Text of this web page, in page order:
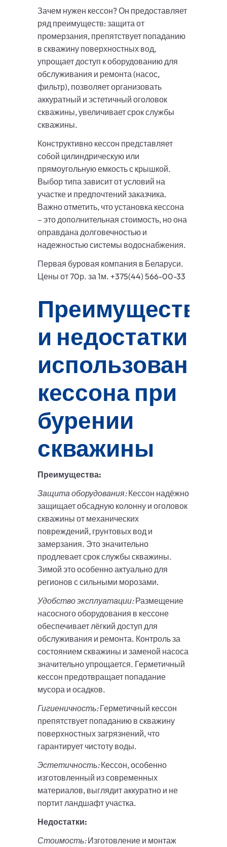
Зачем нужен кессон? Он предоставляет
ряд преимуществ: защита от
промерзания, препятствует попаданию
в скважину поверхностных вод,
упрощает доступ к оборудованию для
обслуживания и ремонта (насос,
фильтр), позволяет организовать
аккуратный и эстетичный оголовок
скважины, увеличивает срок службы
скважины.
Конструктивно кессон представляет
собой цилиндрическую или
прямоугольную емкость с крышкой.
Выбор типа зависит от условий на
участке и предпочтений заказчика.
Важно отметить, что установка кессона
– это дополнительная стоимость, но она
оправдана долговечностью и
надежностью системы водоснабжения.
Первая буровая компания в Беларуси.
Цены от 70р. за 1м. +375(44) 566-00-33
Преимущества
и недостатки
использования
кессона при
бурении
скважины
Преимущества:
Защита оборудования:Кессон надёжно
защищает обсадную колонну и оголовок
скважины от механических
повреждений, грунтовых вод и
замерзания. Это значительно
продлевает срок службы скважины.
Зимой это особенно актуально для
регионов с сильными морозами.
Удобство эксплуатации:Размещение
насосного оборудования в кессоне
обеспечивает лёгкий доступ для
обслуживания и ремонта. Контроль за
состоянием скважины и заменой насоса
значительно упрощается. Герметичный
кессон предотвращает попадание
мусора и осадков.
Гигиеничность:Герметичный кессон
препятствует попаданию в скважину
поверхностных загрязнений, что
гарантирует чистоту воды.
Эстетичность:Кессон, особенно
изготовленный из современных
материалов, выглядит аккуратно и не
портит ландшафт участка.
Недостатки:
Стоимость:Изготовление и монтаж